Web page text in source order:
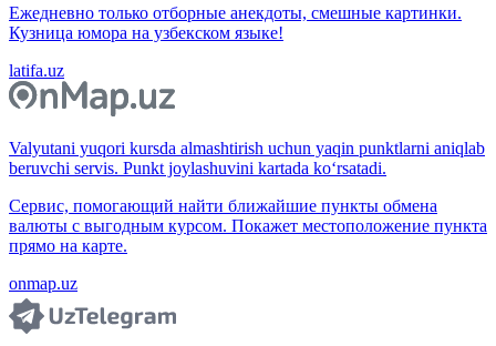
Ежедневно только отборные анекдоты, смешные картинки.
Кузница юмора на узбекском языке!
latifa.uz
Valyutani yuqori kursda almashtirish uchun yaqin punktlarni aniqlab
beruvchi servis. Punkt joylashuvini kartada ko‘rsatadi.
Сервис, помогающий найти ближайшие пункты обмена
валюты с выгодным курсом. Покажет местоположение пункта
прямо на карте.
onmap.uz